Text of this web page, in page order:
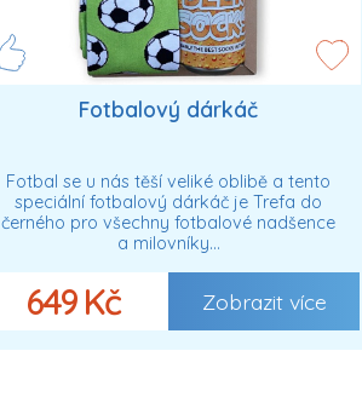
Fotbalový dárkáč
Fotbal se u nás těší veliké oblibě a tento
speciální fotbalový dárkáč je Trefa do
černého pro všechny fotbalové nadšence
a milovníky…
649 Kč Zobrazit více